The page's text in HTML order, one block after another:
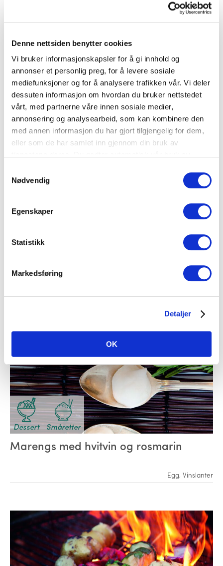
Denne nettsiden benytter cookies
Vi bruker informasjonskapsler for å gi innhold og
annonser et personlig preg, for å levere sosiale
mediefunksjoner og for å analysere trafikken vår. Vi deler
dessuten informasjon om hvordan du bruker nettstedet
vårt, med partnerne våre innen sosiale medier,
annonsering og analysearbeid, som kan kombinere den
med annen informasjon du har gjort tilgjengelig for dem,
eller som de har samlet inn gjennom din bruk av
Nødvendig
Egenskaper
Statistikk
Markedsføring
Detaljer
OK
Middag
Chili con carne
Paprika Kjøtt
Tomat
Dessert Småretter
Marengs med hvitvin og rosmarin
Egg, Vinslanter